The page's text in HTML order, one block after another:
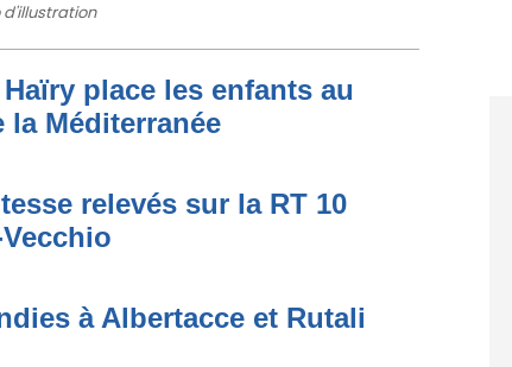
d'illustration
place les enfants au
Méditerranée
relevés sur la RT 10
à Albertacce et Rutali